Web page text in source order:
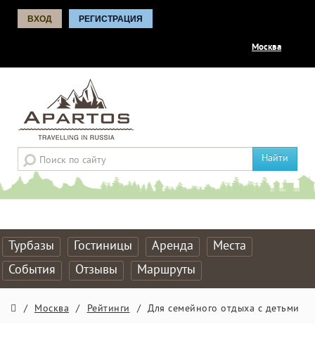
ВХОД РЕГИСТРАЦИЯ
Москва
Найти
Турбазы Гостиницы Аренда
Места
События
Отзывы Маршруты
/ Москва / Рейтинги / Для семейного отдыха с детьми